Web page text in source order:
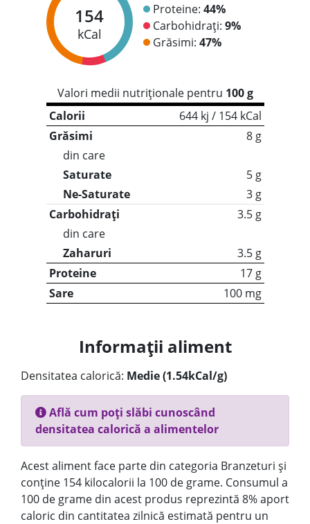
154
kCal
Proteine: 44%
Carbohidrați: 9%
Grăsimi: 47%
Valori medii nutriționale pentru 100 g
Calorii
644 kj / 154 kCal
Grăsimi
8 g
din care
Saturate
5 g
Ne-Saturate
3 g
Carbohidrați
3.5 g
din care
Zaharuri
3.5 g
Proteine
17 g
Sare
100 mg
Informații aliment
Densitatea calorică: Medie (1.54kCal/g)
Află cum poți slăbi cunoscând
densitatea calorică a alimentelor
Acest aliment face parte din categoria Branzeturi și
conține 154 kilocalorii la 100 de grame. Consumul a
100 de grame din acest produs reprezintă 8% aport
caloric din cantitatea zilnică estimată pentru un